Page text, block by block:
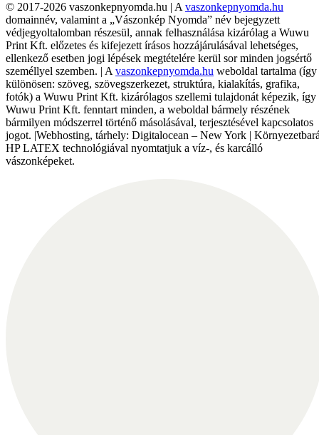
© 2017-2026 vaszonkepnyomda.hu | A vaszonkepnyomda.hu
domainnév, valamint a „Vászonkép Nyomda” név bejegyzett
védjegyoltalomban részesül, annak felhasználása kizárólag a Wuwu
Print Kft. előzetes és kifejezett írásos hozzájárulásával lehetséges,
ellenkező esetben jogi lépések megtételére kerül sor minden jogsértő
személlyel szemben. | A vaszonkepnyomda.hu weboldal tartalma (így
különösen: szöveg, szövegszerkezet, struktúra, kialakítás, grafika,
fotók) a Wuwu Print Kft. kizárólagos szellemi tulajdonát képezik, így
Wuwu Print Kft. fenntart minden, a weboldal bármely részének
bármilyen módszerrel történő másolásával, terjesztésével kapcsolatos
jogot. |Webhosting, tárhely: Digitalocean – New York |
HP LATEX technológiával nyomtatjuk a víz-, és karcálló
vászonképeket.